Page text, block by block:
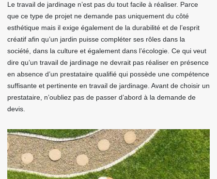
Le travail de jardinage n’est pas du tout facile à réaliser. Parce
que ce type de projet ne demande pas uniquement du côté
esthétique mais il exige également de la durabilité et de l’esprit
créatif afin qu’un jardin puisse compléter ses rôles dans la
société, dans la culture et également dans l’écologie. Ce qui veut
dire qu’un travail de jardinage ne devrait pas réaliser en présence
en absence d’un prestataire qualifié qui possède une compétence
suffisante et pertinente en travail de jardinage. Avant de choisir un
prestataire, n’oubliez pas de passer d’abord à la demande de
devis.